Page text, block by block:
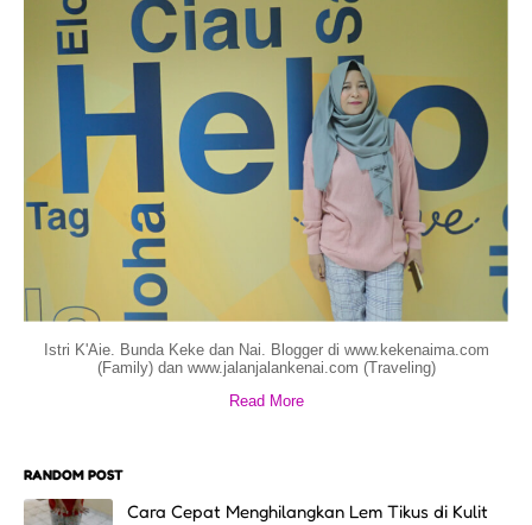
Istri K'Aie. Bunda Keke dan Nai. Blogger di www.kekenaima.com
(Family) dan www.jalanjalankenai.com (Traveling)
Read More
RANDOM POST
Cara Cepat Menghilangkan Lem Tikus di Kulit